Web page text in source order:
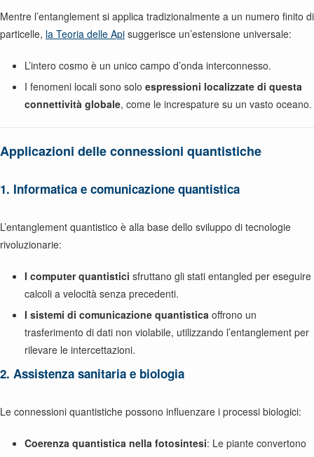
Mentre l’entanglement si applica tradizionalmente a un numero finito di
particelle, la Teoria delle Api suggerisce un’estensione universale:
L’intero cosmo è un unico campo d’onda interconnesso.
I fenomeni locali sono solo espressioni localizzate di questa
connettività globale, come le increspature su un vasto oceano.
Applicazioni delle connessioni quantistiche
1. Informatica e comunicazione quantistica
L’entanglement quantistico è alla base dello sviluppo di tecnologie
rivoluzionarie:
I computer quantistici sfruttano gli stati entangled per eseguire
calcoli a velocità senza precedenti.
I sistemi di comunicazione quantistica offrono un
trasferimento di dati non violabile, utilizzando l’entanglement per
rilevare le intercettazioni.
2. Assistenza sanitaria e biologia
Le connessioni quantistiche possono influenzare i processi biologici:
Coerenza quantistica nella fotosintesi: Le piante convertono